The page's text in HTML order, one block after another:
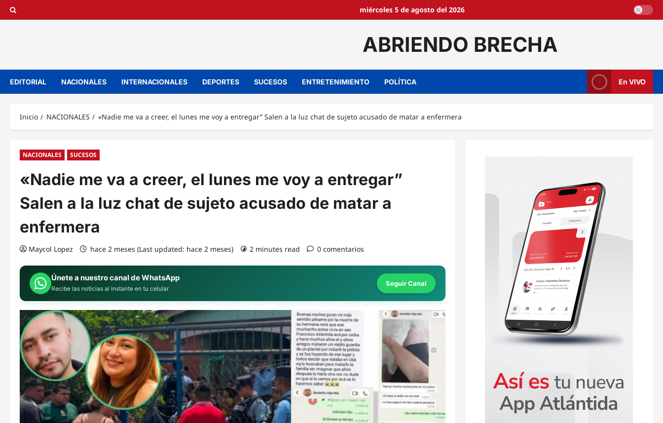
Saltar
miércoles 5 de agosto del 2026
ABRIENDO BRECHA
EDITORIAL NACIONALES INTERNACIONALES DEPORTES SUCESOS ENTRETENIMIENTO POLÍTICA En VIVO
Inicio NACIONALES «Nadie me va a creer, el lunes me voy a entregar” Salen a la luz chat de sujeto acusado de matar a enfermera
NACIONALES SUCESOS
«Nadie me va a creer, el lunes me voy a entregar”
Salen a la luz chat de sujeto acusado de matar a
enfermera
Maycol Lopez hace 2 meses (Last updated: hace 2 meses) 2 minutes read 0 comentarios
Únete a nuestro canal de WhatsApp
Recibe las noticias al instante en tu celular
Seguir Canal